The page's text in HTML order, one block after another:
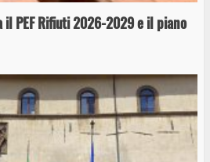
il PEF Rifiuti 2026-2029 e il piano